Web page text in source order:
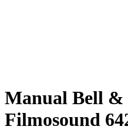
Manual Bell &
Filmosound